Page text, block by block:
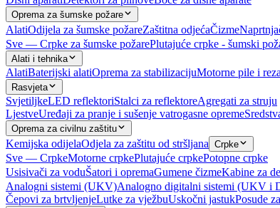
Oprema za šumske požare
AlatiOdijela za šumske požareZaštitna odjećaČizme
Sve — Crpke za šumske požarePlutajuće crpke - šumski
Alati i tehnika
AlatiBaterijski alatiOprema za stabilizacijuMotorne pile i
Rasvjeta
SvjetiljkeLED reflektoriStalci za reflektoreAgregati za struju
LjestveUređaji za pranje i sušenje vatrogasne opreme
Oprema za civilnu zaštitu
Kemijska odijelaOdjela za zaštitu od stršljana Crpke
Sve — CrpkeMotorne crpkePlutajuće crpkePotopne crpke
Usisivači za voduŠatori i opremaGumene čizmeKabine za
Analogni sistemi (UKV)Analogno digitalni sistemi (UKV i
Čepovi za brtvljenjeLutke za vježbuUskočni jastukPosude